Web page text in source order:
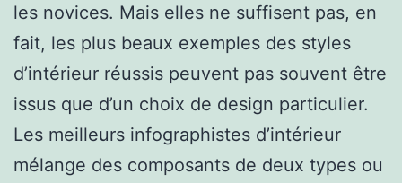
les novices. Mais elles ne suffisent pas, en
fait, les plus beaux exemples des styles
d’intérieur réussis peuvent pas souvent être
issus que d’un choix de design particulier.
Les meilleurs infographistes d’intérieur
mélange des composants de deux types ou